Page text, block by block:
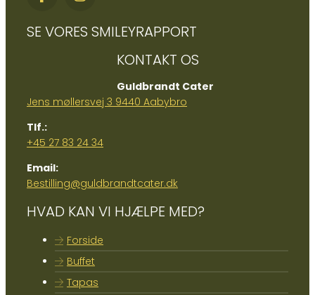
SE VORES SMILEYRAPPORT
KONTAKT OS
Guldbrandt Cater
Jens møllersvej 3 9440 Aabybro
Tlf.:
+45 27 83 24 34
Email:
Bestilling@guldbrandtcater.dk
HVAD KAN VI HJÆLPE MED?
Forside
Buffet
Tapas